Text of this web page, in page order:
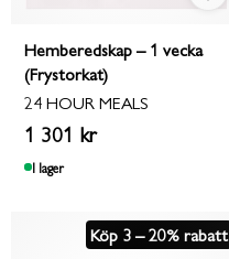
Hemberedskap – 1 vecka
(Frystorkat)
24 HOUR MEALS
1 301 kr
I lager
Köp 3 – 20% rabatt